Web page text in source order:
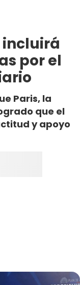
incluirá
por el
Paris, la
que el
y apoyo